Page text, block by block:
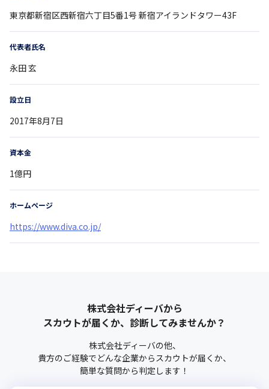
東京都新宿区西新宿六丁目5番1号 新宿アイランドタワー43F
代表者氏名
永田 玄
設立日
2017年8月7日
資本金
1億円
ホームページ
https://www.diva.co.jp/
株式会社ディーバから
スカウトが届くか、診断してみませんか？
株式会社ディーバの他、
貴方のご経験でどんな企業からスカウトが届くか、
簡単な質問から判定します！